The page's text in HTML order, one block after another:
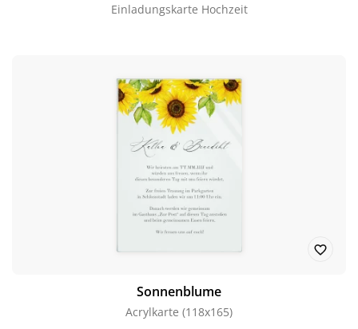
Einladungskarte Hochzeit
Sonnenblume
Acrylkarte (118x165)